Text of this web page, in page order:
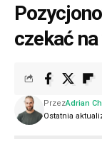
czekać
Ostatnia
PrzezAdrian